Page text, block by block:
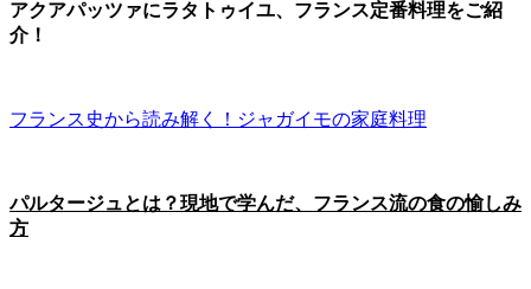
アクアパッツァにラタトゥイユ、フランス定番料理をご紹
介！
フランス史から読み解く！ジャガイモの家庭料理
パルタージュとは？現地で学んだ、フランス流の食の愉しみ
方